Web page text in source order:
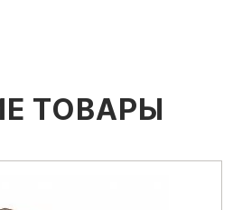
ТОВАРЫ